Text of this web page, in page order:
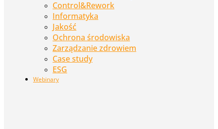
Control&Rework
Informatyka
Jakość
Ochrona środowiska
Zarządzanie zdrowiem
Case study
ESG
Webinary